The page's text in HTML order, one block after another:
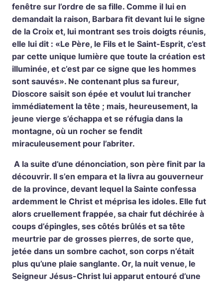
fenêtre sur l’ordre de sa fille. Comme il lui en
demandait la raison, Barbara fit devant lui le signe
de la Croix et, lui montrant ses trois doigts réunis,
elle lui dit : «Le Père, le Fils et le Saint-Esprit, c’est
par cette unique lumière que toute la création est
illuminée, et c’est par ce signe que les hommes
sont sauvés». Ne contenant plus sa fureur,
Dioscore saisit son épée et voulut lui trancher
immédiatement la tête ; mais, heureusement, la
jeune vierge s’échappa et se réfugia dans la
montagne, où un rocher se fendit
miraculeusement pour l’abriter.
A la suite d’une dénonciation, son père finit par la
découvrir. Il s’en empara et la livra au gouverneur
de la province, devant lequel la Sainte confessa
ardemment le Christ et méprisa les idoles. Elle fut
alors cruellement frappée, sa chair fut déchirée à
coups d’épingles, ses côtés brûlés et sa tête
meurtrie par de grosses pierres, de sorte que,
jetée dans un sombre cachot, son corps n’était
plus qu’une plaie sanglante. Or, la nuit venue, le
Seigneur Jésus-Christ lui apparut entouré d’une